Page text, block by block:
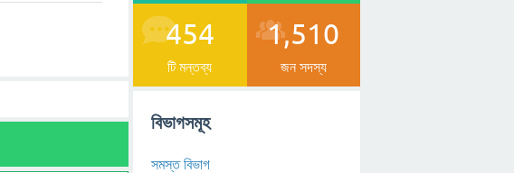
454
টি মন্তব্য
1,510
জন সদস্য
বিভাগসমূহ
সমস্ত বিভাগ